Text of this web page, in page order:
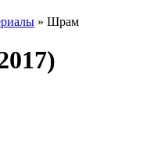
» Шрам